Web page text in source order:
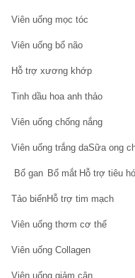
Viên uống mọc tóc
Viên uống bổ não
Hỗ trợ xương khớp
Tinh dầu hoa anh thảo
Viên uống chống nắng
Viên uống trắng daSữa ong
Bổ gan Bổ mắt Hỗ trợ tiêu
Tảo biểnHỗ trợ tim mạch
Viên uống thơm cơ thể
Viên uống Collagen
Viên uống giảm cân